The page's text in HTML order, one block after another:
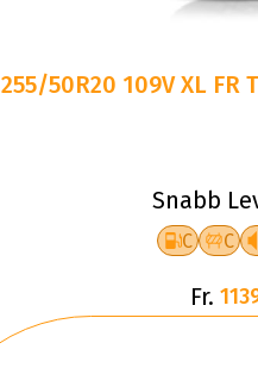
255/50R20 109V XL FR
Snabb
C C
Fr.